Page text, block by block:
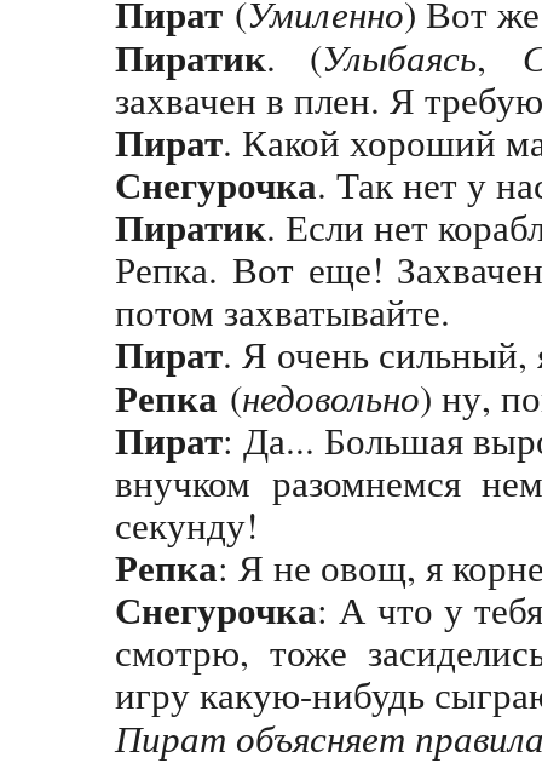
Пират (Умиленно) Вот
Пиратик. (Улыбаясь,
захвачен в плен. Я
Пират. Какой хороший
Снегурочка. Так нет у
Пиратик. Если нет
Репка. Вот еще!
потом захватывайте.
Пират. Я очень сильный,
Репка (недовольно) ну,
Пират: Да... Большая
внучком разомнемся
секунду!
Репка: Я не овощ, я
Снегурочка: А что у
смотрю, тоже
игру какую-нибудь
Пират объясняет